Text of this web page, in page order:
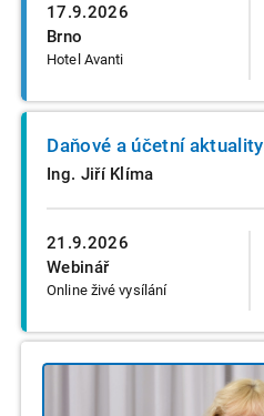
17.9.2026
Brno
Hotel Avanti
21.9.2026
Webinář
Online živé vysílání
Daňové a účetní
Ing. Jiří Klíma